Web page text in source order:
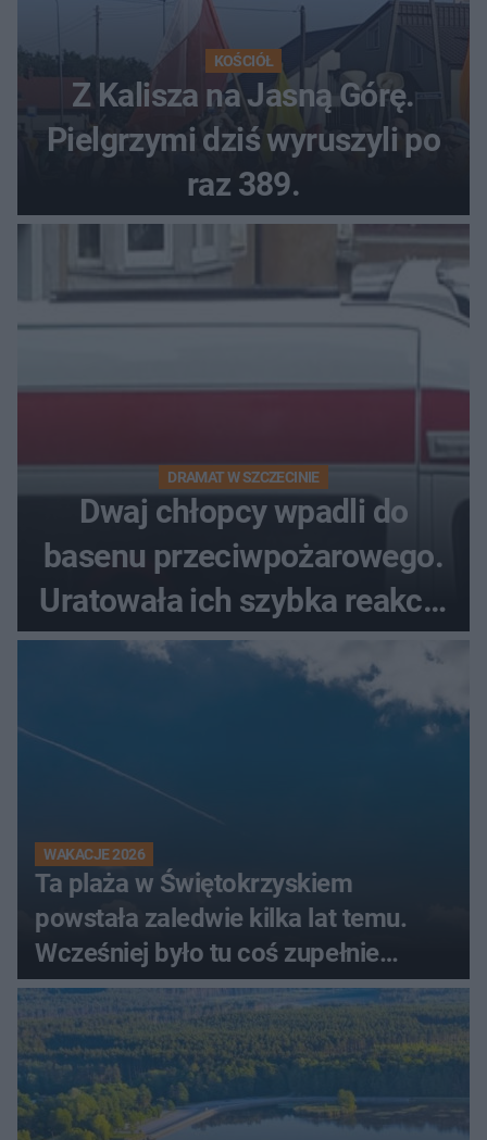
KOŚCIÓŁ
Z Kalisza na Jasną Górę.
Pielgrzymi dziś wyruszyli po
raz 389.
DRAMAT W SZCZECINIE
Dwaj chłopcy wpadli do
basenu przeciwpożarowego.
Uratowała ich szybka reakcja
świadków
WAKACJE 2026
Ta plaża w Świętokrzyskiem
powstała zaledwie kilka lat temu.
Wcześniej było tu coś zupełnie
innego